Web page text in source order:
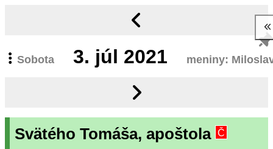
Sobota 3. júl 2021 meniny:
Svätého Tomáša, apoštola Č